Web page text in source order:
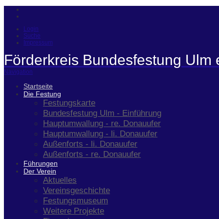
Login
Suche
Impressum
Förderkreis Bundesfestung Ulm
Navigation
Startseite
Die Festung
Festungskarte
Bundesfestung Ulm - Einführung
Hauptumwallung - re. Donauufer
Hauptumwallung - li. Donauufer
Außenforts - li. Donauufer
Außenforts - re. Donauufer
Führungen
Der Verein
Aktuelles
Vereinsgeschichte
Festungsmuseum
Weitere Projekte